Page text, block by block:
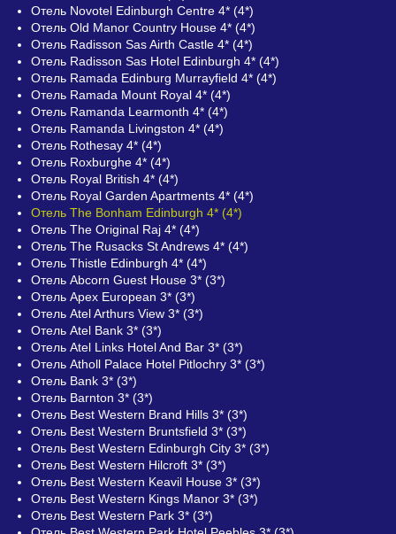
Отель Novotel Edinburgh Centre 4* (4*)
Отель Old Manor Country House 4* (4*)
Отель Radisson Sas Airth Castle 4* (4*)
Отель Radisson Sas Hotel Edinburgh 4* (4*)
Отель Ramada Edinburg Murrayfield 4* (4*)
Отель Ramada Mount Royal 4* (4*)
Отель Ramanda Learmonth 4* (4*)
Отель Ramanda Livingston 4* (4*)
Отель Rothesay 4* (4*)
Отель Roxburghe 4* (4*)
Отель Royal British 4* (4*)
Отель Royal Garden Apartments 4* (4*)
Отель The Bonham Edinburgh 4* (4*)
Отель The Original Raj 4* (4*)
Отель The Rusacks St Andrews 4* (4*)
Отель Thistle Edinburgh 4* (4*)
Отель Abcorn Guest House 3* (3*)
Отель Apex European 3* (3*)
Отель Atel Arthurs View 3* (3*)
Отель Atel Bank 3* (3*)
Отель Atel Links Hotel And Bar 3* (3*)
Отель Atholl Palace Hotel Pitlochry 3* (3*)
Отель Bank 3* (3*)
Отель Barnton 3* (3*)
Отель Best Western Brand Hills 3* (3*)
Отель Best Western Bruntsfield 3* (3*)
Отель Best Western Edinburgh City 3* (3*)
Отель Best Western Hilcroft 3* (3*)
Отель Best Western Keavil House 3* (3*)
Отель Best Western Kings Manor 3* (3*)
Отель Best Western Park 3* (3*)